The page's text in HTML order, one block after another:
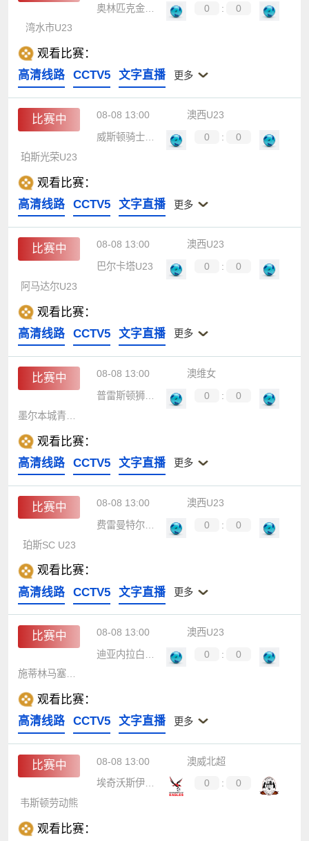
奥林匹克金威U23
0 :
0
湾水市U23
观看比赛：
高清线路
CCTV5 文字直播 更多
比赛中 08-08 13:00
澳西U23
威斯顿骑士U23
0 :
0
珀斯光荣U23
观看比赛：
高清线路
CCTV5 文字直播 更多
比赛中 08-08 13:00
澳西U23
巴尔卡塔U23
0 :
0
阿马达尔U23
观看比赛：
高清线路
CCTV5 文字直播 更多
比赛中 08-08 13:00
澳维女
普雷斯顿狮队女足
0 :
0
观看比赛：
高清线路
CCTV5 文字直播 更多
比赛中 08-08 13:00
澳西U23
费雷曼特尔市U23
0 :
0
珀斯SC U23
观看比赛：
高清线路
CCTV5 文字直播 更多
比赛中 08-08 13:00
澳西U23
0 :
0
施蒂林马塞多尼亚U23
观看比赛：
高清线路
CCTV5 文字直播 更多
比赛中 08-08 13:00
澳威北超
埃奇沃斯伊格斯
0 :
0
韦斯顿劳动熊
观看比赛：